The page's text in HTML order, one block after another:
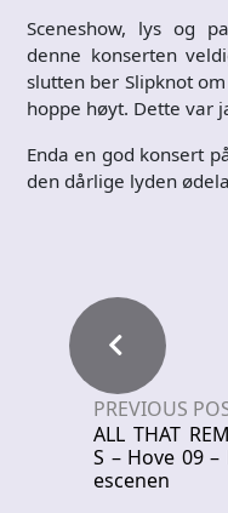
Sceneshow, lys og
denne konserten
slutten ber Slipknot
hoppe høyt. Dette var
Enda en god konsert
den dårlige lyden
PREVIOUS
ALL THAT
S – Hove 09 –
escenen